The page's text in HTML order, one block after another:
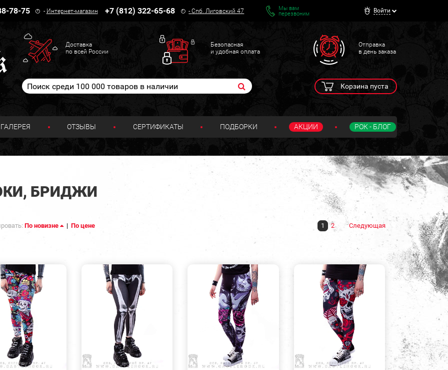
78-75 - Интернет-магазин +7 (812) 322-65-68 -Спб. Лиговский 47
Мы вам
перезвоним
Войти
Доставка
по всей России
Безопасная
и удобная оплата
Отправка
в день заказа
Корзина пуста
ГАЛЕРЕЯ ОТЗЫВЫ СЕРТИФИКАТЫ ПОДБОРКИ АКЦИИ РОК - БЛОГ
БРИДЖИ
По новизне | По цене 1 2 Следующая